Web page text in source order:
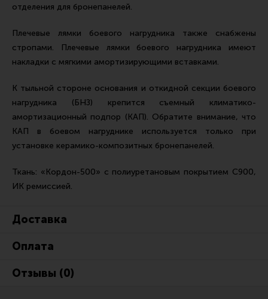
Стрелковые очки
Кобуры
Подсумки
Перчатки
Разгрузочные системы и защита
Защита головы
Тактическая медицина
Чехлы, рюкзаки, сумки
Фонари
Чистка, уход за оружием и релоадинг
Оружейная химия
Инструменты и другие аксессуары
отделения для бронепанелей.
Плечевые лямки боевого нагрудника также снабжены
стропами. Плечевые лямки боевого нагрудника имеют
накладки с мягкими амортизирующими вставками.
К тыльной стороне основания и откидной секции боевого
нагрудника (БНЗ) крепится съемный климатико-
амортизационный подпор (КАП). Обратите внимание, что
КАП в боевом нагруднике используется только при
установке керамико-композитных бронепанелей.
Ткань: «Кордон-500» с полиуретановым покрытием С900,
ИК ремиссией.
Доставка
Оплата
Отзывы (0)